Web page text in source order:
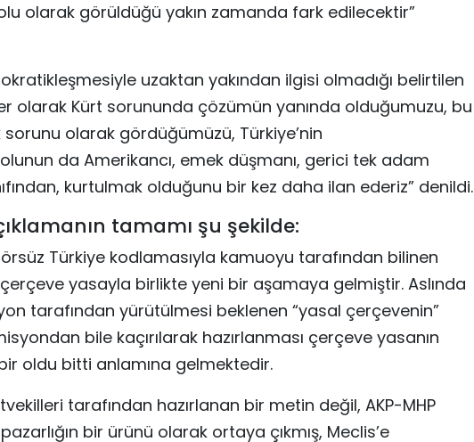
olarak görüldüğü yakın zamanda fark edilecektir”
uzaktan yakından ilgisi olmadığı belirtilen
olarak Kürt sorununda çözümün yanında olduğumuzu, bu
sorunu olarak gördüğümüzü, Türkiye’nin
da Amerikancı, emek düşmanı, gerici tek adam
kurtulmak olduğunu bir kez daha ilan ederiz” denildi.
tamamı şu şekilde:
Türkiye kodlamasıyla kamuoyu tarafından bilinen
yasayla birlikte yeni bir aşamaya gelmiştir. Aslında
tarafından yürütülmesi beklenen “yasal çerçevenin”
bile kaçırılarak hazırlanması çerçeve yasanın
oldu bitti anlamına gelmektedir.
tarafından hazırlanan bir metin değil, AKP-MHP
bir ürünü olarak ortaya çıkmış, Meclis’e